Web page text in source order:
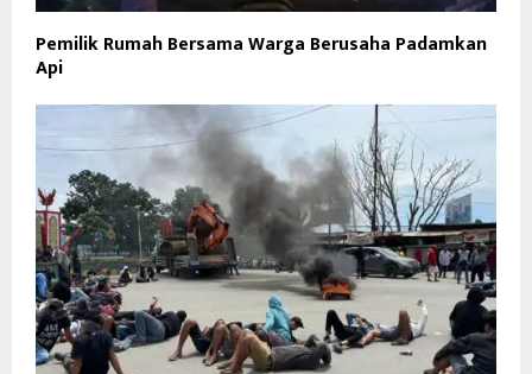
Pemilik Rumah Bersama Warga Berusaha Padamkan
Api